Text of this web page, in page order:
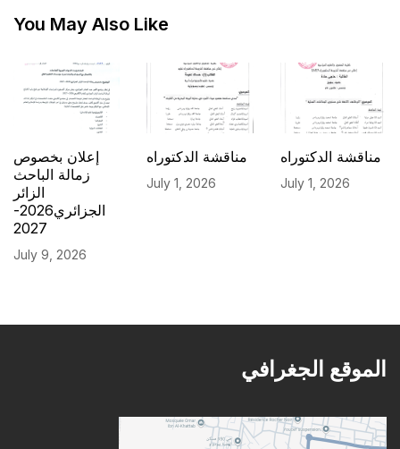
You May Also Like
إعلان بخصوص
زمالة الباحث
الزائر
الجزائري2026-
2027
July 9, 2026
مناقشة الدكتوراه
July 1, 2026
مناقشة الدكتوراه
July 1, 2026
الموقع الجغرافي